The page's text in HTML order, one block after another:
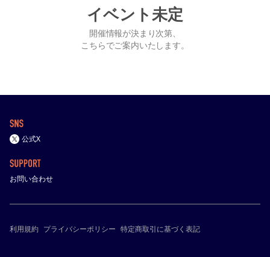
イベント未定
開催情報が決まり次第、
こちらでご案内いたします。
公式X
お問い合わせ
利用規約 プライバシーポリシー 特定商取引に基づく表記